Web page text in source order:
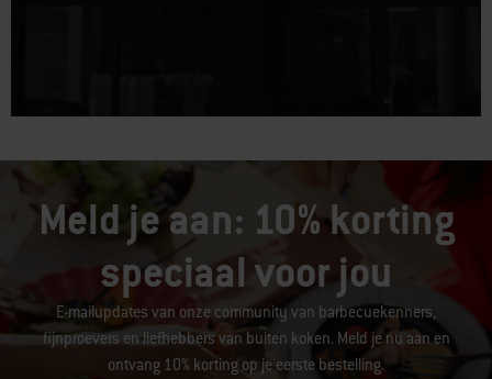
Meld je aan: 10% korting
speciaal voor jou
E-mailupdates van onze community van barbecuekenners,
fijnproevers en liefhebbers van buiten koken. Meld je nu aan en
ontvang 10% korting op je eerste bestelling.